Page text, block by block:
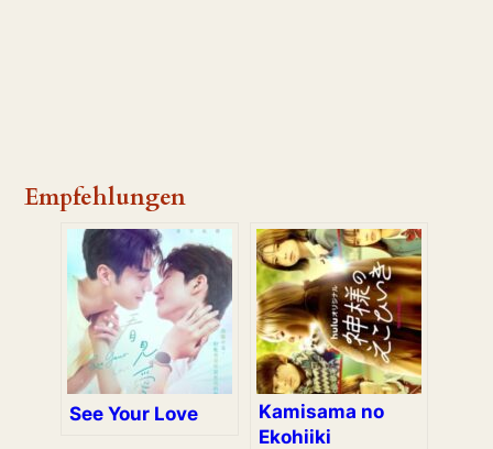
Empfehlungen
See Your Love
Kamisama no
Ekohiiki